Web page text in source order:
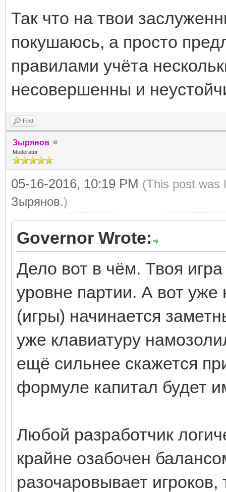
Так что на твои
покушаюсь, а просто
правилами учёта
несовершенны и
Find
Зырянов
Moderator
05-16-2016, 10:19 PM (This post was
Зырянов.)
Governor Wrote:
Дело вот в чём. Твоя
уровне партии. А вот
(игры) начинается
уже клавиатуру
ещё сильнее скажется
формуле капитал будет
Любой разработчик
крайне озабочен
разочаровывает